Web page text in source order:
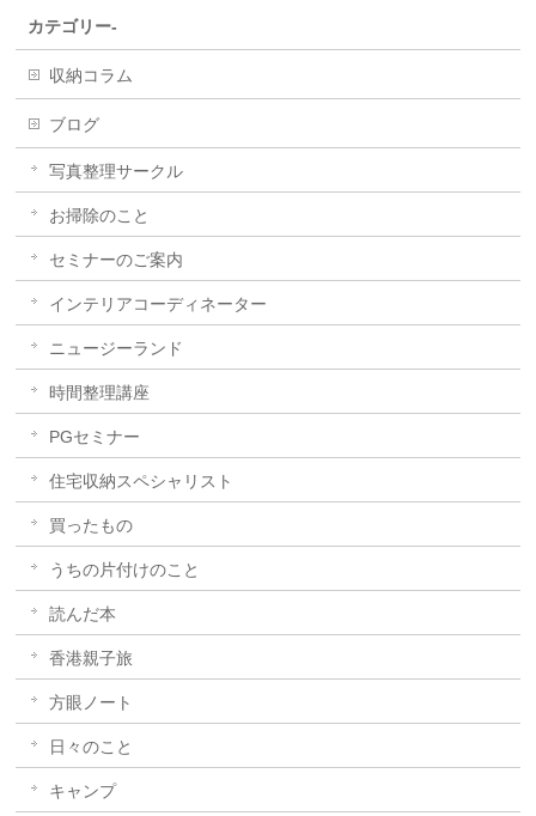
カテゴリー-
収納コラム
ブログ
写真整理サークル
お掃除のこと
セミナーのご案内
インテリアコーディネーター
ニュージーランド
時間整理講座
PGセミナー
住宅収納スペシャリスト
買ったもの
うちの片付けのこと
読んだ本
香港親子旅
方眼ノート
日々のこと
キャンプ